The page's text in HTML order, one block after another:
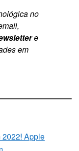
no
e
em
Apple